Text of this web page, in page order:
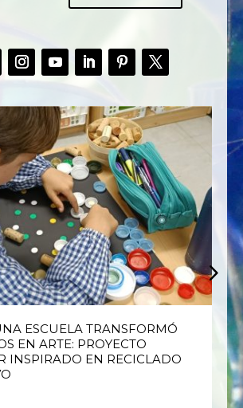
ESCUELA TRANSFORMÓ
EN ARTE: PROYECTO
INSPIRADO EN RECICLADO